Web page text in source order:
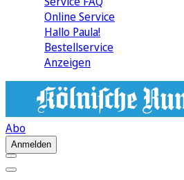
Online Service
Hallo Paula!
Bestellservice
Anzeigen
Abo
Anmelden